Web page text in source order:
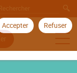
Accepter Refuser